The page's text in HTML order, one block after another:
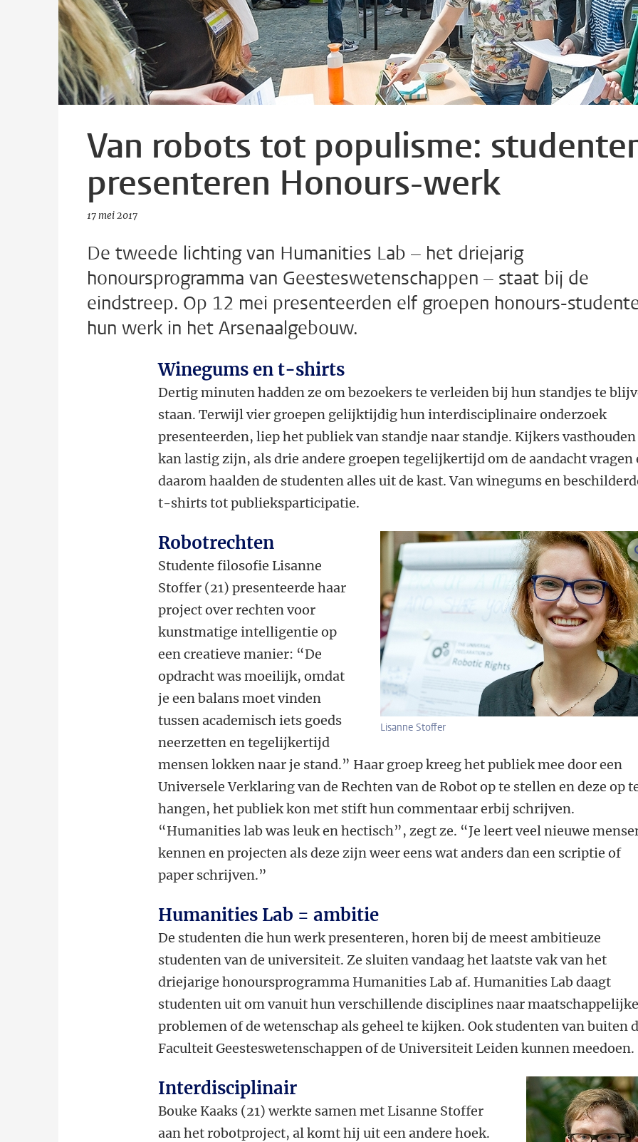
Van robots tot populisme:
presenteren Honours-werk
17 mei 2017
De tweede lichting van Humanities Lab – het driejarig
honoursprogramma van Geesteswetenschappen – staat bij de
eindstreep. Op 12 mei presenteerden elf groepen honours-
hun werk in het Arsenaalgebouw.
Winegums en t-shirts
Dertig minuten hadden ze om bezoekers te verleiden bij hun standjes te
staan. Terwijl vier groepen gelijktijdig hun interdisciplinaire onderzoek
presenteerden, liep het publiek van standje naar standje. Kijkers vasthouden
kan lastig zijn, als drie andere groepen tegelijkertijd om de aandacht vragen
daarom haalden de studenten alles uit de kast. Van winegums en
t-shirts tot publieksparticipatie.
Lisanne Stoffer
Robotrechten
Studente filosofie Lisanne
Stoffer (21) presenteerde haar
project over rechten voor
kunstmatige intelligentie op
een creatieve manier: “De
opdracht was moeilijk, omdat
je een balans moet vinden
tussen academisch iets goeds
neerzetten en tegelijkertijd
mensen lokken naar je stand.” Haar groep kreeg het publiek mee door een
Universele Verklaring van de Rechten van de Robot op te stellen en deze op
hangen, het publiek kon met stift hun commentaar erbij schrijven.
“Humanities lab was leuk en hectisch”, zegt ze. “Je leert veel nieuwe
kennen en projecten als deze zijn weer eens wat anders dan een scriptie of
paper schrijven.”
Humanities Lab = ambitie
De studenten die hun werk presenteren, horen bij de meest ambitieuze
studenten van de universiteit. Ze sluiten vandaag het laatste vak van het
driejarige honoursprogramma Humanities Lab af. Humanities Lab daagt
studenten uit om vanuit hun verschillende disciplines naar
problemen of de wetenschap als geheel te kijken. Ook studenten van buiten
Faculteit Geesteswetenschappen of de Universiteit Leiden kunnen meedoen.
Interdisciplinair
Bouke Kaaks (21) werkte samen met Lisanne Stoffer
aan het robotproject, al komt hij uit een andere hoek.